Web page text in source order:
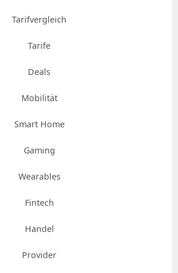
Tarifvergleich
Tarife
Deals
Mobilität
Smart Home
Gaming
Wearables
Fintech
Handel
Provider